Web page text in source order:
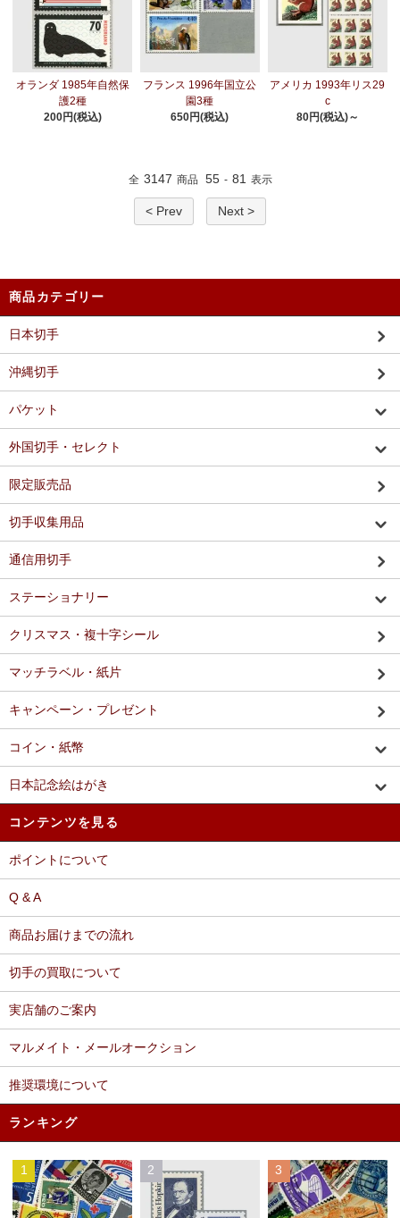
オランダ 1985年自然保
護2種
200円(税込)
フランス 1996年国立公
園3種
650円(税込)
アメリカ 1993年リス29
c
80円(税込)～
全 3147 商品 55 - 81 表示
< Prev Next >
商品カテゴリー
日本切手
沖縄切手
パケット
外国切手・セレクト
限定販売品
切手収集用品
通信用切手
ステーショナリー
クリスマス・複十字シール
マッチラベル・紙片
キャンペーン・プレゼント
コイン・紙幣
日本記念絵はがき
コンテンツを見る
ポイントについて
Q & A
商品お届けまでの流れ
切手の買取について
実店舗のご案内
マルメイト・メールオークション
推奨環境について
ランキング
1 2 3